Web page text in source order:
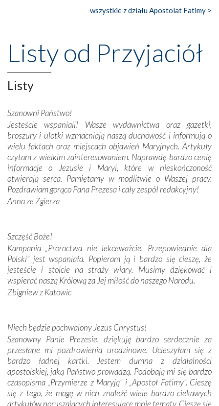
Nasze pielgrzymkowe wyprawy, których celem były
wznoszono na chwałę Bożą, na przykład – w podzięce za
Opatrznościową pomoc w wygranej bitwie o
niepodległość kraju. Zachwyt budziła potężna, a zarazem
misterna architektura tych monumentalnych dzieł,
wspaniałe zdobienia, dbałość ich twórców o detale,
budowniczych.
Podążyliśmy też śladami fatimskich wizjonerów – Łucji
dos Santos oraz świętych Hiacynty i Franciszka Marto.
Modliliśmy się przy ich grobach. Odprawiliśmy Drogę
Krzyżową w ich rodzinnych stronach, odwiedziliśmy
domy, w których żyli.
W miejscu objawień Matki Bożej zapaliliśmy świece
Podczas tej kilkudniowej wyprawy na każdym kroku
spotykaliśmy się z serdeczną otwartością
Portugalczyków. Podziwialiśmy ich ludową sztukę i
zwyczaje. Mimo że nasze kraje są od siebie bardzo
oddalone, w żaden sposób nie czuliśmy się obco.
Sprawiła to oczywiście sama Matka Boża, ale też
kulturowa bliskość biorąca swój początek w naszej
mieliśmy okazję przekonać się, że Maryja swoją opieką
otacza nie tylko nasz naród, lecz wszystkie nacje, które
się Jej ufnie oddają, a także każdą osobę, która zawierza
Jej siebie oraz swych bliskich.
Dzieje Portugalii to również historia wierności Bogu i
odstępstw, także w życiu władców. Trudne momenty w
wszystkie z działu Apostolat Fatimy >
Listy od Przyjaciół
Listy
Szanowni Państwo!
Jesteście wspaniali! Wasze wydawnictwa oraz gazetki,
broszury i ulotki wzmacniają naszą duchowość i informują o
wielu faktach oraz miejscach objawień Maryjnych. Artykuły
czytam z wielkim zainteresowaniem. Naprawdę bardzo cenię
informacje o Jezusie i Maryi, które w nieskończoność
otwierają serca. Pamiętamy w modlitwie o Waszej pracy.
Pozdrawiam gorąco Pana Prezesa i cały zespół redakcyjny!
Anna ze Zgierza
Szczęść Boże!
Kampania „Proroctwa nie lekceważcie. Przepowiednie dla
Polski” jest wspaniała. Popieram ją i bardzo się cieszę, że
jesteście i stoicie na straży wiary. Musimy dziękować i
wspierać naszą Królową za Jej miłość do naszego Narodu.
Zbigniew z Katowic
Niech będzie pochwalony Jezus Chrystus!
Szanowny Panie Prezesie, dziękuję bardzo serdecznie za
przesłane mi pozdrowienia urodzinowe. Ucieszyłam się z
bardzo ładnej kartki. Jestem dumna z działalności
apostolskiej, jaką Państwo prowadzą. Podobają mi się bardzo
czasopisma „Przymierze z Maryją” i „Apostoł Fatimy”. Cieszę
się z tego, że mogę w nich znaleźć wiele bardzo ciekawych
artykułów poruszających interesujące mnie tematy. Cieszę się